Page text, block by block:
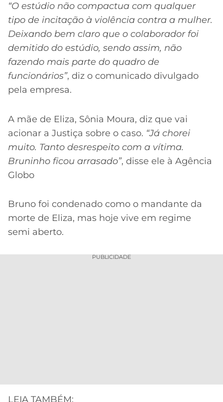
“O estúdio não compactua com qualquer
tipo de incitação à violência contra a mulher.
Deixando bem claro que o colaborador foi
demitido do estúdio, sendo assim, não
fazendo mais parte do quadro de
funcionários”, diz o comunicado divulgado
pela empresa.
A mãe de Eliza, Sônia Moura, diz que vai
acionar a Justiça sobre o caso. “Já chorei
muito. Tanto desrespeito com a vítima.
Bruninho ficou arrasado”, disse ele à Agência
Globo
Bruno foi condenado como o mandante da
morte de Eliza, mas hoje vive em regime
semi aberto.
PUBLICIDADE
LEIA TAMBÉM: